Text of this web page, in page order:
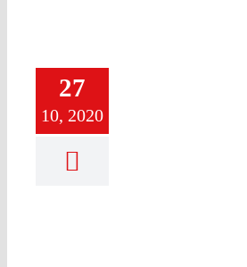
27
10, 2020